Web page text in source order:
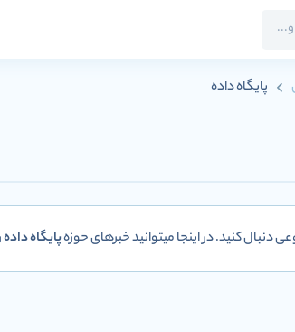
پایگاه داده
کنید. در اینجا میتوانید خبرهای حوزهپایگاه داده